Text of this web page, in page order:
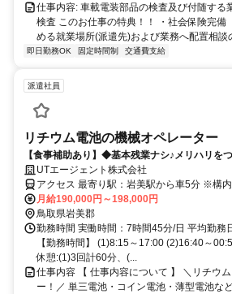
仕事内容: 車載電装部品の検査及び付随する
検査 このお仕事の特典！！ ・社会保険完
める就業場所(派遣先)および業務へ配置相談
即日勤務OK 固定時間制 交通費支給
派遣社員
リチウム電池の機械オペレーター
【食事補助あり】◆基本残業ナシ♪メリハリを
の土日祝休み、プライベートも充実させられ
通いやすい職場です ◆頑張り次第で直接雇用
UTエージェント株式会社
アクセス 最寄り駅：岩美駅から車5分 ※構
OK ※バイク通勤不可
月給190,000円～198,000円
鳥取県岩美郡
勤務時間 実働時間：7時間45分/日 平均勤務
【勤務時間】 (1)8:15～17:00 (2)16:40～
休憩:(1)3回計60分、(...
仕事内容 【 仕事内容について 】 ＼リチウ
ー！／ 単三電池・コイン電池・薄型電池な